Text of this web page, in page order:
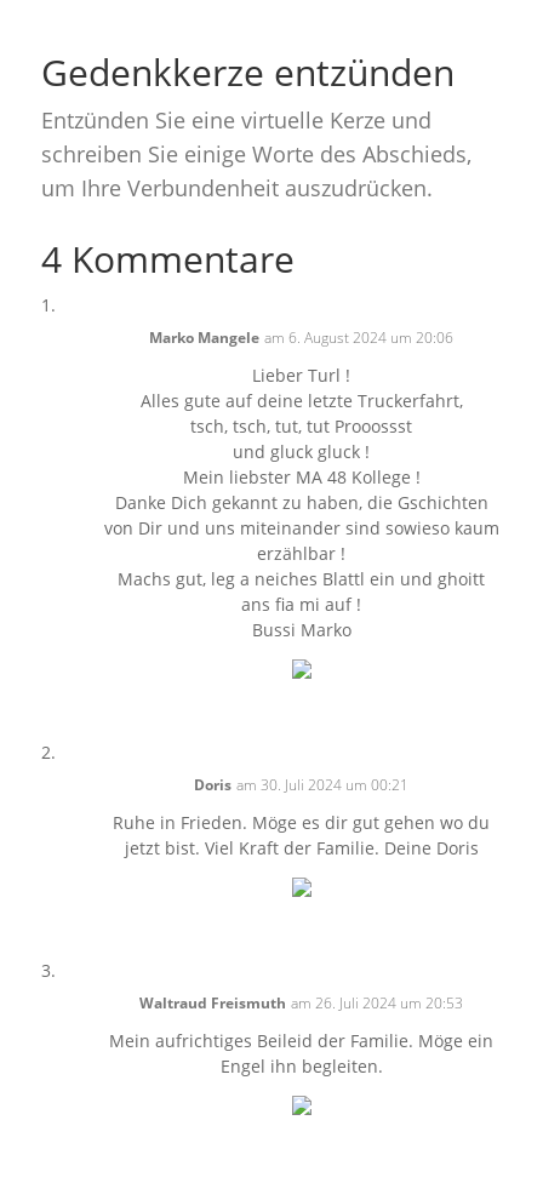
Gedenkkerze entzünden
Entzünden Sie eine virtuelle Kerze und
schreiben Sie einige Worte des Abschieds,
um Ihre Verbundenheit auszudrücken.
4 Kommentare
Marko Mangele am 6. August 2024 um 20:06
Lieber Turl !
Alles gute auf deine letzte Truckerfahrt,
tsch, tsch, tut, tut Prooossst
und gluck gluck !
Mein liebster MA 48 Kollege !
Danke Dich gekannt zu haben, die Gschichten
von Dir und uns miteinander sind sowieso kaum
erzählbar !
Machs gut, leg a neiches Blattl ein und ghoitt
ans fia mi auf !
Bussi Marko
Doris am 30. Juli 2024 um 00:21
Ruhe in Frieden. Möge es dir gut gehen wo du
jetzt bist. Viel Kraft der Familie. Deine Doris
Waltraud Freismuth am 26. Juli 2024 um 20:53
Mein aufrichtiges Beileid der Familie. Möge ein
Engel ihn begleiten.